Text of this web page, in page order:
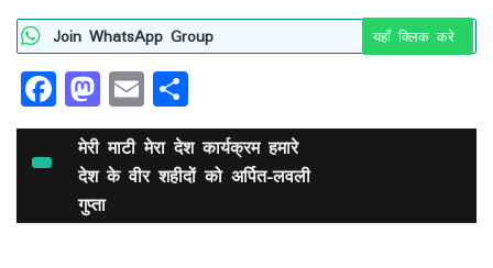
Join WhatsApp Group यहाँ क्लिक करे
F
a
b
M
a
st
o
d
E
m
ai
l
h
ar
e
मेरी माटी मेरा देश कार्यक्रम हमारे
देश के वीर शहीदों को अर्पित-लवली
गुप्ता